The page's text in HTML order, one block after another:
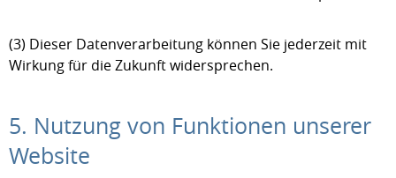
(3) Dieser Datenverarbeitung können Sie jederzeit mit
Wirkung für die Zukunft widersprechen.
5. Nutzung von Funktionen unserer
Website